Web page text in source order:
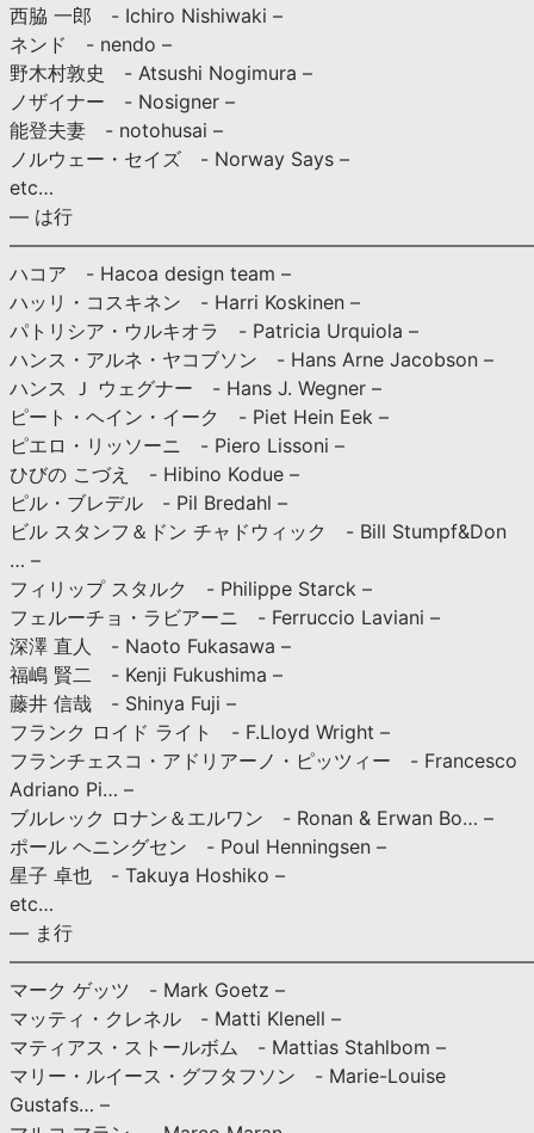
西脇 一郎 - Ichiro Nishiwaki –
ネンド - nendo –
野木村敦史 - Atsushi Nogimura –
ノザイナー - Nosigner –
能登夫妻 - notohusai –
ノルウェー・セイズ - Norway Says –
etc…
— は行
ハコア - Hacoa design team –
ハッリ・コスキネン - Harri Koskinen –
パトリシア・ウルキオラ - Patricia Urquiola –
ハンス・アルネ・ヤコブソン - Hans Arne Jacobson –
ハンス Ｊ ウェグナー - Hans J. Wegner –
ピート・ヘイン・イーク - Piet Hein Eek –
ピエロ・リッソーニ - Piero Lissoni –
ひびの こづえ - Hibino Kodue –
ピル・ブレデル - Pil Bredahl –
ビル スタンフ＆ドン チャドウィック - Bill Stumpf&Don
… –
フィリップ スタルク - Philippe Starck –
フェルーチョ・ラビアーニ - Ferruccio Laviani –
深澤 直人 - Naoto Fukasawa –
福嶋 賢二 - Kenji Fukushima –
藤井 信哉 - Shinya Fuji –
フランク ロイド ライト - F.Lloyd Wright –
フランチェスコ・アドリアーノ・ピッツィー - Francesco
Adriano Pi… –
ブルレック ロナン＆エルワン - Ronan & Erwan Bo… –
ポール ヘニングセン - Poul Henningsen –
星子 卓也 - Takuya Hoshiko –
etc…
— ま行
マーク ゲッツ - Mark Goetz –
マッティ・クレネル - Matti Klenell –
マティアス・ストールボム - Mattias Stahlbom –
マリー・ルイース・グフタフソン - Marie-Louise
Gustafs… –